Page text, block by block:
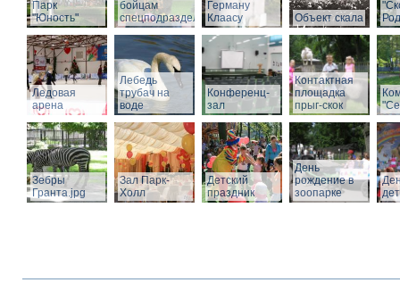
Парк
"Юность"
бойцам
спецподразделений
Герману
Клаасу
Объект скала
Ледовая
арена
Лебедь
трубач на
воде
Конференц-
зал
Контактная
площадка
прыг-скок
Зебры
Гранта.jpg
Зал Парк-
Холл
Детский
праздник
День
рождение в
зоопарке